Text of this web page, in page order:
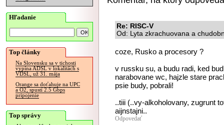
Hľadanie
Top články
Na Slovensku sa v tichosti
vypína ADSL v lokalitách s
VDSL, už 31. mája
Orange sa doťahuje na UPC
a O2, spustí 2.5 Gbps
pripojenie
Top správy
Re: RISC-V
Od: Lyta zkrachuovana a
coze, Rusko a procesory ?
v russku su, a budu radi, ked
narabovane wc, hajzle stare
psie budy, pobrali!
..tiii (..vy-alkoholovany, zugrunt
aijnstajni..
Odpovedať